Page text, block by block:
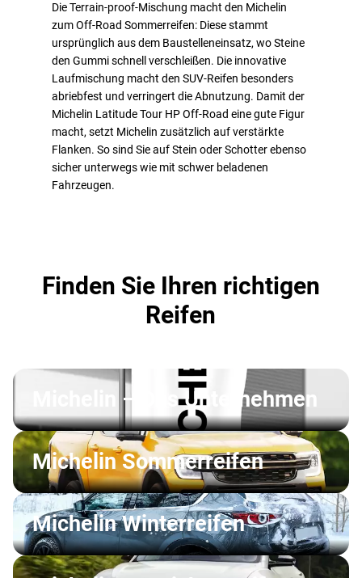
Die Terrain-proof-Mischung macht den Michelin
zum Off-Road Sommerreifen: Diese stammt
ursprünglich aus dem Baustelleneinsatz, wo Steine
den Gummi schnell verschleißen. Die innovative
Laufmischung macht den SUV-Reifen besonders
abriebfest und verringert die Abnutzung. Damit der
Michelin Latitude Tour HP Off-Road eine gute Figur
macht, setzt Michelin zusätzlich auf verstärkte
Flanken. So sind Sie auf Stein oder Schotter ebenso
sicher unterwegs wie mit schwer beladenen
Fahrzeugen.
Finden Sie Ihren richtigen
Reifen
Michelin – Das Unternehmen
Michelin Sommerreifen
Michelin Winterreifen